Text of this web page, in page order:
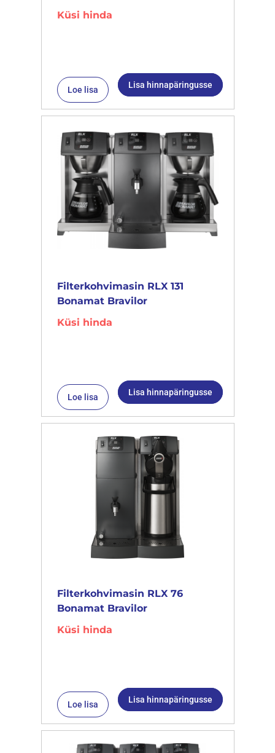
Küsi hinda
Loe lisa Lisa hinnapäringusse
Filterkohvimasin RLX 131
Bonamat Bravilor
Küsi hinda
Loe lisa Lisa hinnapäringusse
Filterkohvimasin RLX 76
Bonamat Bravilor
Küsi hinda
Loe lisa Lisa hinnapäringusse